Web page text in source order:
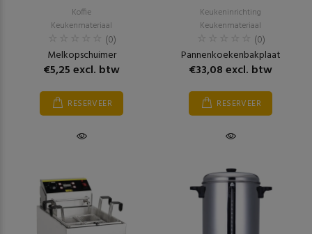
Koffie
Keukenmateriaal
(0)
Melkopschuimer
€5,25 excl. btw
RESERVEER
Keukeninrichting
Keukenmateriaal
(0)
Pannenkoekenbakplaat
€33,08 excl. btw
RESERVEER